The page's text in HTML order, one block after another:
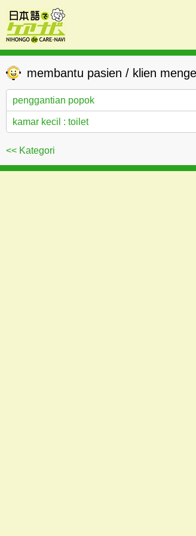
membantu pasien / klien
penggantian popok
kamar kecil : toilet
<< Kategori